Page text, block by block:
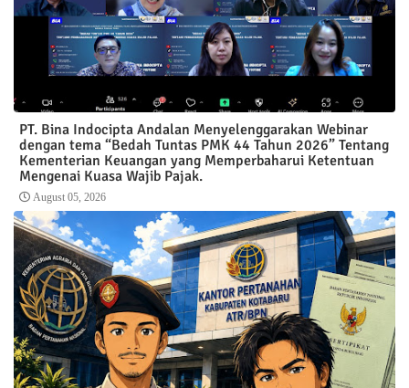
PT. Bina Indocipta Andalan Menyelenggarakan Webinar
dengan tema “Bedah Tuntas PMK 44 Tahun 2026” Tentang
Kementerian Keuangan yang Memperbaharui Ketentuan
Mengenai Kuasa Wajib Pajak.
August 05, 2026